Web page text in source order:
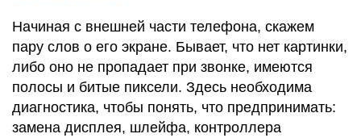
Начиная с внешней части телефона, скажем
пару слов о его экране. Бывает, что нет картинки,
либо оно не пропадает при звонке, имеются
полосы и битые пиксели. Здесь необходима
диагностика, чтобы понять, что предпринимать:
замена дисплея, шлейфа, контроллера